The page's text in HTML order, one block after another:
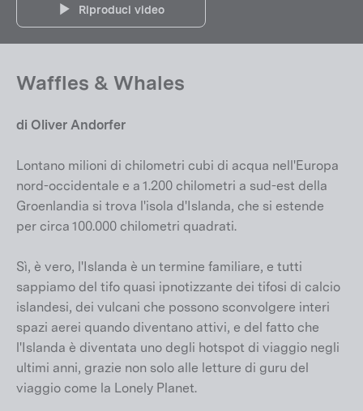
Riproduci video
Waffles & Whales
di Oliver Andorfer
Lontano milioni di chilometri cubi di acqua nell'Europa
nord-occidentale e a 1.200 chilometri a sud-est della
Groenlandia si trova l'isola d'Islanda, che si estende
per circa 100.000 chilometri quadrati.
Sì, è vero, l'Islanda è un termine familiare, e tutti
sappiamo del tifo quasi ipnotizzante dei tifosi di calcio
islandesi, dei vulcani che possono sconvolgere interi
spazi aerei quando diventano attivi, e del fatto che
l'Islanda è diventata uno degli hotspot di viaggio negli
ultimi anni, grazie non solo alle letture di guru del
viaggio come la Lonely Planet.